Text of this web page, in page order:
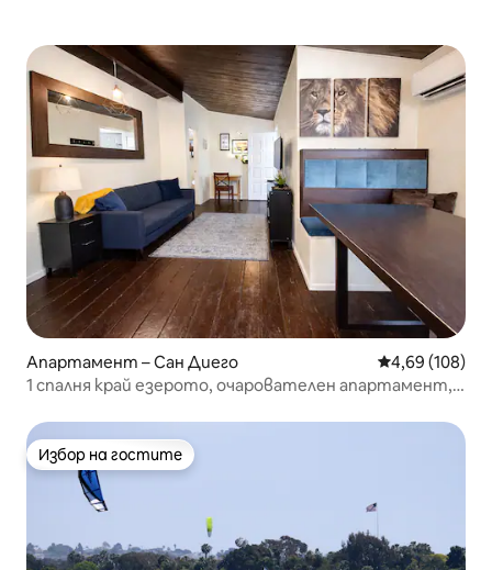
Апартамент – Сан Диего Средна
4,69 (108)
1 спалня край езерото, очарователен апартамент,
Избор на гостите
Избор на гостите